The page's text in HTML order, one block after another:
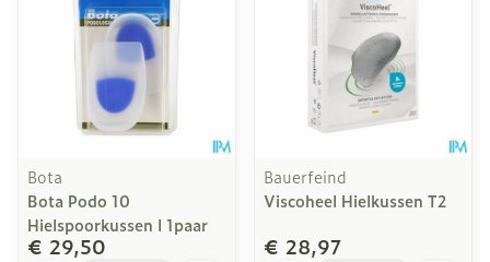
Bota
Bota Podo 10
Hielspoorkussen l 1paar
€ 29,50
Bauerfeind
Viscoheel Hielkussen T2
€ 28,97